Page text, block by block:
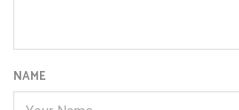
NAME